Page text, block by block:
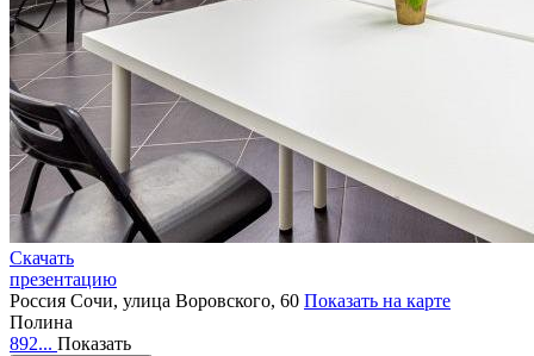
Скачать
презентацию
Россия Сочи, улица Воровского, 60 Показать на карте
Полина
892... Показать